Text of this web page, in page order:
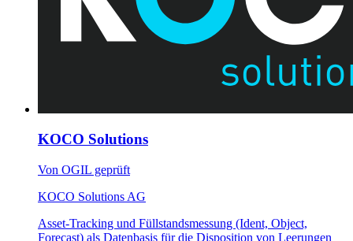
KOCO Solutions
Von OGIL geprüft
KOCO Solutions AG
Asset-Tracking und Füllstandsmessung (Ident, Object,
Forecast) als Datenbasis für die Disposition von Leerungen